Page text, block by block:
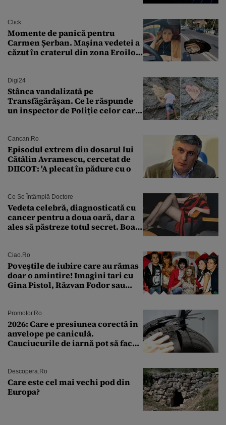
Click
Momente de panică pentru
Carmen Șerban. Mașina vedetei a
căzut în craterul din zona Eroilor:
Digi24
Stânca vandalizată pe
Transfăgărășan. Ce le răspunde
un inspector de Poliție celor care
Cancan.ro
Episodul extrem din dosarul lui
Cătălin Avramescu, cercetat de
DIICOT: 'A plecat în pădure cu o
Ce Se Întâmplă Doctore
Vedeta celebră, diagnosticată cu
cancer pentru a doua oară, dar a
ales să păstreze totul secret. Boala
Ciao.ro
Poveştile de iubire care au rămas
doar o amintire! Imagini tari cu
Gina Pistol, Răzvan Fodor sau
Promotor.ro
2026: Care e presiunea corectă în
anvelope pe caniculă.
Cauciucurile de iarnă pot să facă
Descopera.ro
Care este cel mai vechi pod din
Europa?